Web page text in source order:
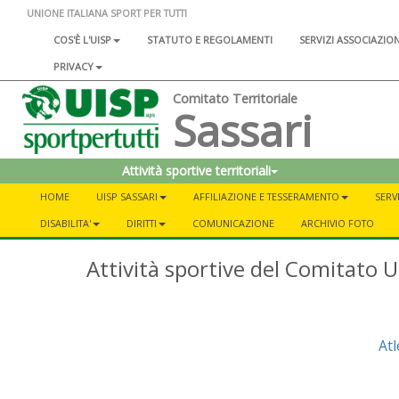
UNIONE ITALIANA SPORT PER TUTTI
COS'È L'UISP
STATUTO E REGOLAMENTI SERVIZI
PRIVACY
Comitato Territoriale
Sassari
Attività sportive territoriali
HOME UISP SASSARI AFFILIAZIONE E TESSERAMENTO
DISABILITA'
DIRITTI COMUNICAZIONE ARCHIVIO FOTO
Attività sportive del Comitato